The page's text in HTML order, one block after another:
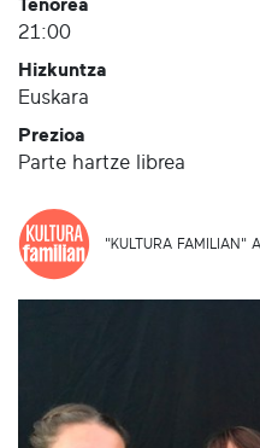
Tenorea
21:00
Hizkuntza
Euskara
Prezioa
Parte hartze librea
"KULTURA FAMILIAN"